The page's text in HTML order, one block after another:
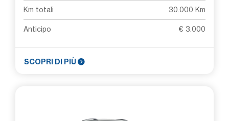
Km totali 30.000 Km
Anticipo € 3.000
SCOPRI DI PIÙ